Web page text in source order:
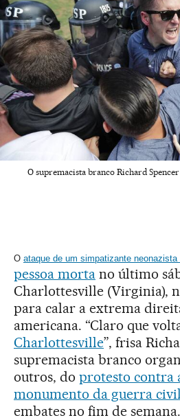
O supremacista branco Richard
O ataque de um simpatizante neonazista
pessoa morta no último
Charlottesville (Virginia),
para calar a extrema
americana. “Claro que
Charlottesville”, frisa
supremacista branco
outros, do protesto contra
monumento da guerra civil
embates no fim de semana.